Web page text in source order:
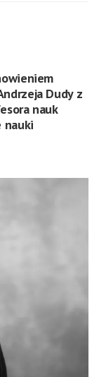
Dudy z
nauk
nauki